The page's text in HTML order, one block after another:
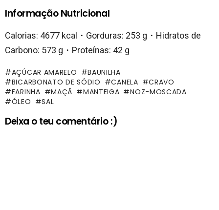
Informação Nutricional
Calorias: 4677 kcal・Gorduras: 253 g・Hidratos de
Carbono: 573 g・Proteínas: 42 g
AÇÚCAR AMARELO
BAUNILHA
BICARBONATO DE SÓDIO
CANELA
CRAVO
FARINHA
MAÇÃ MANTEIGA
NOZ-MOSCADA
ÓLEO
SAL
Deixa o teu comentário :)